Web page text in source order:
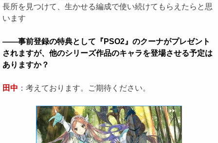
長所を見つけて、生かせる編成で使い続けてもらえたらと思
います
――事前登録の特典として『PSO2』のクーナがプレゼント
されますが、他のシリーズ作品のキャラを登場させる予定は
ありますか？
田中 ：考えております。ご期待ください。